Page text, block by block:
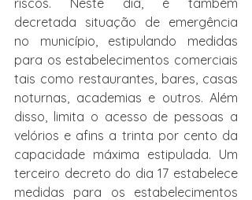
riscos. Neste dia, é também
decretada situação de emergência
no município, estipulando medidas
para os estabelecimentos comerciais
tais como restaurantes, bares, casas
noturnas, academias e outros. Além
disso, limita o acesso de pessoas a
velórios e afins a trinta por cento da
capacidade máxima estipulada. Um
terceiro decreto do dia 17 estabelece
medidas para os estabelecimentos